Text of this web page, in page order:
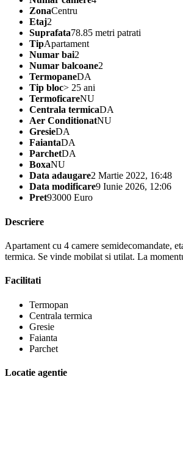
ZonaCentru
Etaj2
Suprafata78.85 metri patrati
TipApartament
Numar bai2
Numar balcoane2
TermopaneDA
Tip bloc> 25 ani
TermoficareNU
Centrala termicaDA
Aer ConditionatNU
GresieDA
FaiantaDA
ParchetDA
BoxaNU
Data adaugare2 Martie 2022, 16:48
Data modificare9 Iunie 2026, 12:06
Pret93000 Euro
Descriere
Apartament cu 4 camere semidecomandate,
termica. Se vinde mobilat si utilat. La
Facilitati
Termopan
Centrala termica
Gresie
Faianta
Parchet
Locatie agentie